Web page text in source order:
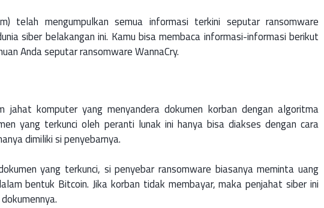
telah mengumpulkan semua informasi terkini seputar ransomware
siber belakangan ini. Kamu bisa membaca informasi-informasi berikut
Anda seputar ransomware WannaCry.
jahat komputer yang menyandera dokumen korban dengan algoritma
yang terkunci oleh peranti lunak ini hanya bisa diakses dengan cara
dimiliki si penyebarnya.
yang terkunci, si penyebar ransomware biasanya meminta uang
bentuk Bitcoin. Jika korban tidak membayar, maka penjahat siber ini